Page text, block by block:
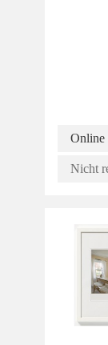
Online
Nicht